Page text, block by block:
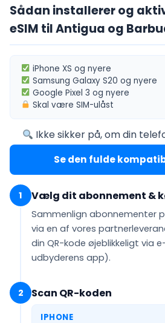
Sådan installerer og
eSIM til Antigua og
iPhone XS og nyere
Samsung Galaxy S20 og nyere
Google Pixel 3 og nyere
Skal væreSIM-ulåst
Ikke sikker på, om din
Se den fulde
1 Vælg dit abonnement &
Sammenlign abonnementer
via en af vores
din QR-kode øjeblikkeligt via
udbyderens app).
2 Scan QR-koden
IPHONE